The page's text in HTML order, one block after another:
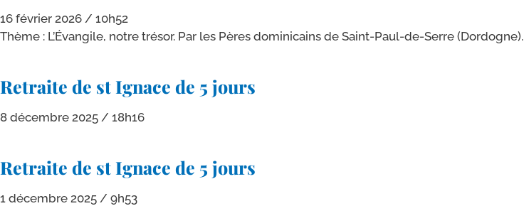
16 février 2026
10h52
Thème : L’Évangile, notre tré­sor. Par les Pères domi­ni­cains de Saint-​Paul-​de-​Serre (Dordogne).
Retraite de st Ignace de 5 jours
8 décembre 2025 18h16
Retraite de st Ignace de 5 jours
1 décembre 2025 9h53